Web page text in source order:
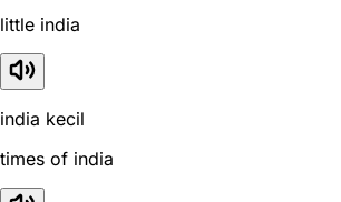
little india
india kecil
times of india